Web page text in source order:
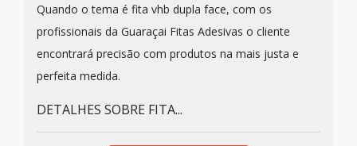
Quando o tema é fita vhb dupla face, com os
profissionais da Guaraçai Fitas Adesivas o cliente
encontrará precisão com produtos na mais justa e
perfeita medida.
DETALHES SOBRE FITA...